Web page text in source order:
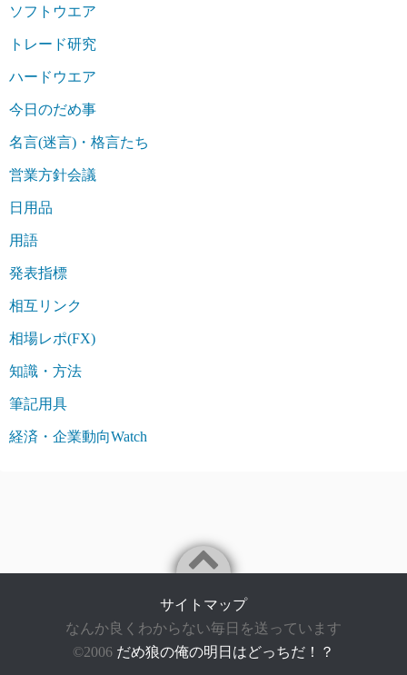
ソフトウエア
トレード研究
ハードウエア
今日のだめ事
名言(迷言)・格言たち
営業方針会議
日用品
用語
発表指標
相互リンク
相場レポ(FX)
知識・方法
筆記用具
経済・企業動向Watch
サイトマップ
なんか良くわからない毎日を送っています
©2006 だめ狼の俺の明日はどっちだ！？